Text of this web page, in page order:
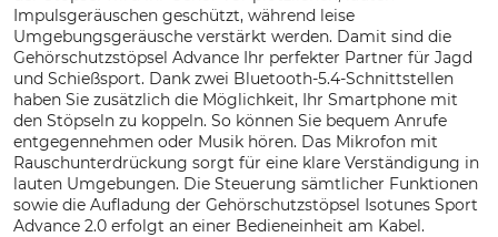
Impulsgeräuschen geschützt, während leise
Umgebungsgeräusche verstärkt werden. Damit sind die
Gehörschutzstöpsel Advance Ihr perfekter Partner für Jagd
und Schießsport. Dank zwei Bluetooth-5.4-Schnittstellen
haben Sie zusätzlich die Möglichkeit, Ihr Smartphone mit
den Stöpseln zu koppeln. So können Sie bequem Anrufe
entgegennehmen oder Musik hören. Das Mikrofon mit
Rauschunterdrückung sorgt für eine klare Verständigung in
lauten Umgebungen. Die Steuerung sämtlicher Funktionen
sowie die Aufladung der Gehörschutzstöpsel Isotunes Sport
Advance 2.0 erfolgt an einer Bedieneinheit am Kabel.